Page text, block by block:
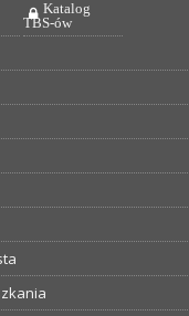
Katalog
TBS-ów